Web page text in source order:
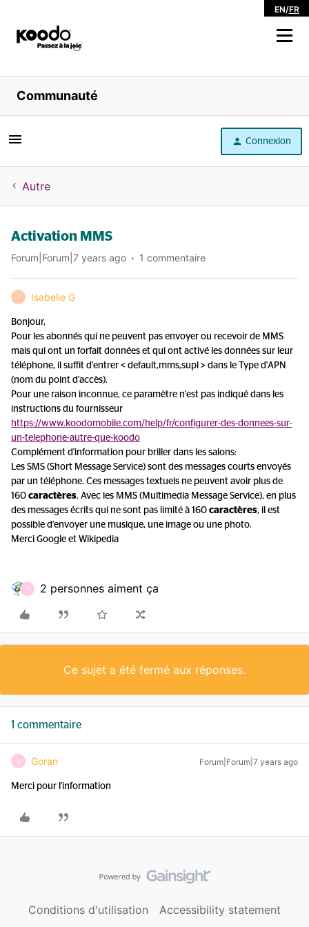
EN/FR
Magasiner
Libre service
Aide
Communauté
Connexion
Autre
Activation MMS
Forum|Forum|7 years ago 1 commentaire
I Isabelle G
Bonjour,
Pour les abonnés qui ne peuvent pas envoyer ou recevoir de MMS
mais qui ont un forfait données et qui ont activé les données sur leur
téléphone, il suffit d'entrer < default,mms,supl > dans le Type d'APN
(nom du point d'accès).
Pour une raison inconnue, ce paramètre n'est pas indiqué dans les
instructions du fournisseur
https://www.koodomobile.com/help/fr/configurer-des-donnees-sur-
un-telephone-autre-que-koodo
Complément d'information pour briller dans les salons:
Les SMS (Short Message Service) sont des messages courts envoyés
par un téléphone. Ces messages textuels ne peuvent avoir plus de
160 caractères. Avec les MMS (Multimedia Message Service), en plus
des messages écrits qui ne sont pas limité à 160 caractères, il est
possible d'envoyer une musique, une image ou une photo.
Merci Google et Wikipedia
G 2 personnes aiment ça
Ce sujet a été fermé aux réponses.
1 commentaire
G Goran Forum|Forum|7 years ago
Merci pour l'information
Conditions d'utilisation Accessibility statement